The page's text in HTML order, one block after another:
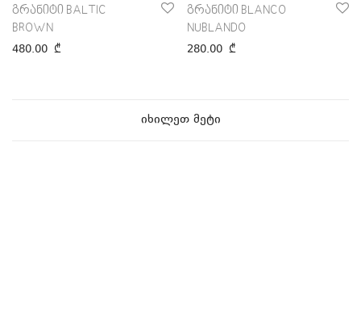
გრანიტი BALTIC
BROWN
480.00 ₾
გრანიტი BLANCO
NUBLANDO
280.00 ₾
იხილეთ მეტი